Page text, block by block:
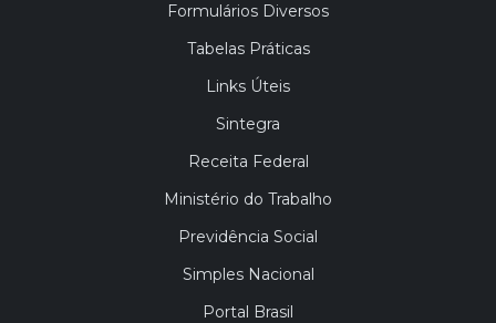
Formulários Diversos
Tabelas Práticas
Links Úteis
Sintegra
Receita Federal
Ministério do Trabalho
Previdência Social
Simples Nacional
Portal Brasil